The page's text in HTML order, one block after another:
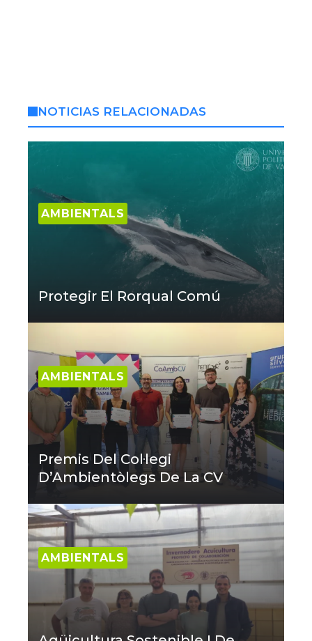
NOTICIAS RELACIONADAS
AMBIENTALS
Protegir El Rorqual Comú
AMBIENTALS
Premis Del Col·legi
D’Ambientòlegs De La CV
AMBIENTALS